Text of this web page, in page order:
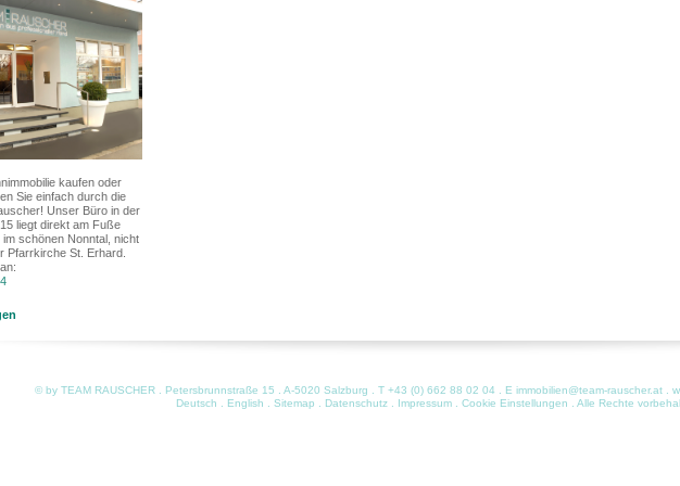
kaufen oder
Sie einfach durch die
Unser Büro in der
liegt direkt am Fuße
schönen Nonntal, nicht
Pfarrkirche St. Erhard.
© by TEAM RAUSCHER . Petersbrunnstraße 15 . A-5020 Salzburg . T +43 (0) 662 88 02 04 . E immobilien@team-rauscher.at.
Deutsch
English Sitemap Datenschutz Impressum Cookie Einstellungen . Alle Rechte